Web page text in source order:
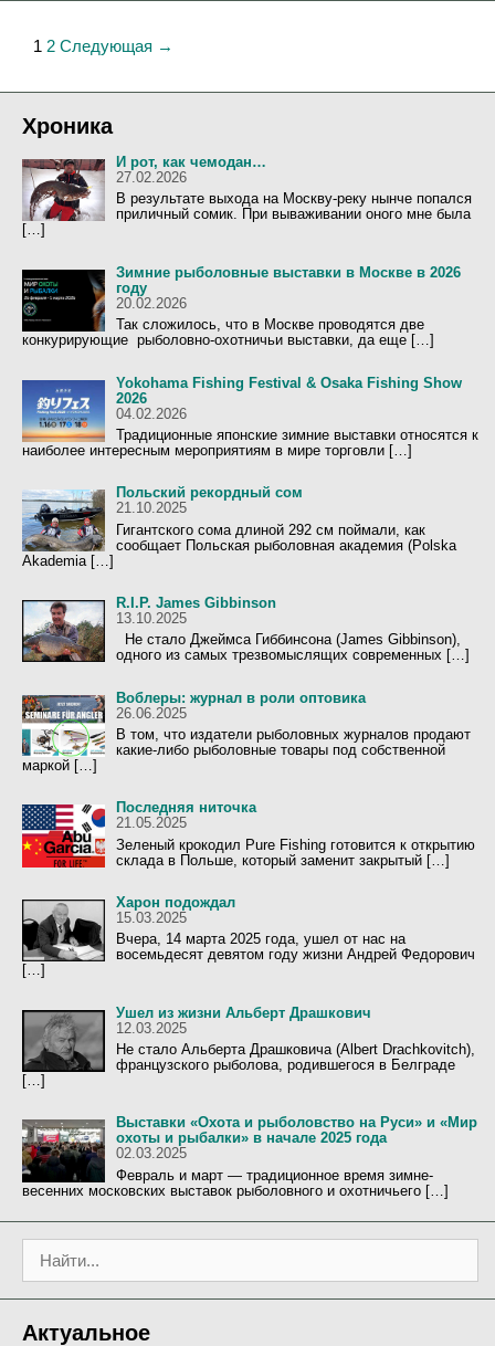
Н
в
и
г
а
ц
и
я
а
п
и
и
1 2 Следующая →
Хроника
И рот, как чемодан…
27.02.2026
В результате выхода на Москву-реку нынче попался
приличный сомик. При вываживании оного мне была
[…]
Зимние рыболовные выставки в Москве в 2026
году
20.02.2026
Так сложилось, что в Москве проводятся две
конкурирующие рыболовно-охотничьи выставки, да еще […]
Yokohama Fishing Festival & Osaka Fishing Show
2026
04.02.2026
Традиционные японские зимние выставки относятся к
наиболее интересным мероприятиям в мире торговли […]
Польский рекордный сом
21.10.2025
Гигантского сома длиной 292 см поймали, как
сообщает Польская рыболовная академия (Polska
Akademia […]
R.I.P. James Gibbinson
13.10.2025
Не стало Джеймса Гиббинсона (James Gibbinson),
одного из самых трезвомыслящих современных […]
Воблеры: журнал в роли оптовика
26.06.2025
В том, что издатели рыболовных журналов продают
какие-либо рыболовные товары под собственной
маркой […]
Последняя ниточка
21.05.2025
Зеленый крокодил Pure Fishing готовится к открытию
склада в Польше, который заменит закрытый […]
Харон подождал
15.03.2025
Вчера, 14 марта 2025 года, ушел от нас на
восемьдесят девятом году жизни Андрей Федорович
[…]
Ушел из жизни Альберт Драшкович
12.03.2025
Не стало Альберта Драшковича (Albert Drachkovitch),
французского рыболова, родившегося в Белграде
[…]
Выставки «Охота и рыболовство на Руси» и «Мир
охоты и рыбалки» в начале 2025 года
02.03.2025
Февраль и март — традиционное время зимне-
весенних московских выставок рыболовного и охотничьего […]
к
Актуальное